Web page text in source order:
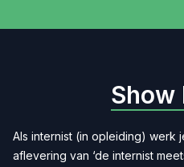
Show
Als internist (in opleiding) werk
aflevering van ‘de internist